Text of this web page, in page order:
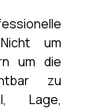
um
um die
zu
Lage,